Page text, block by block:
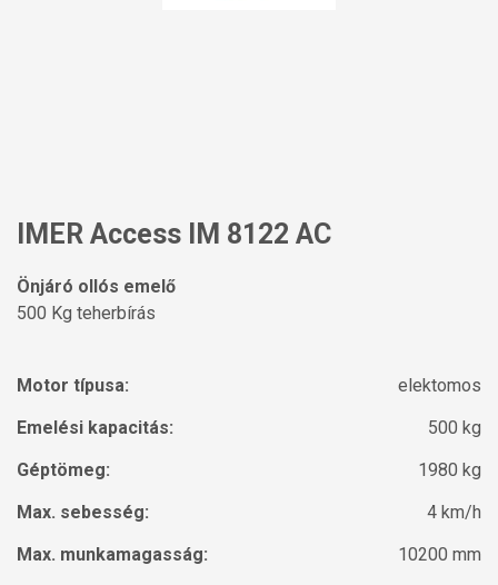
IMER Access IM 8122 AC
Önjáró ollós emelő
500 Kg teherbírás
Motor típusa:
elektomos
Emelési kapacitás:
500 kg
Géptömeg:
1980 kg
Max. sebesség:
4 km/h
Max. munkamagasság:
10200 mm